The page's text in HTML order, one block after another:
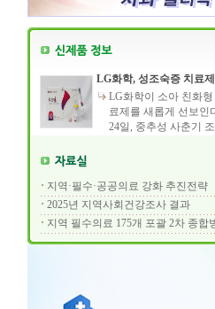
LG화학, 성조숙증 치료
LG화학이 소아 친화형
료제를 새롭게 선보인
24일, 중추성 사춘기
지역·필수·공공의료 강화 추진전략
2025년 지역사회건강조사 결과
지역 필수의료 175개 포괄 2차 종합